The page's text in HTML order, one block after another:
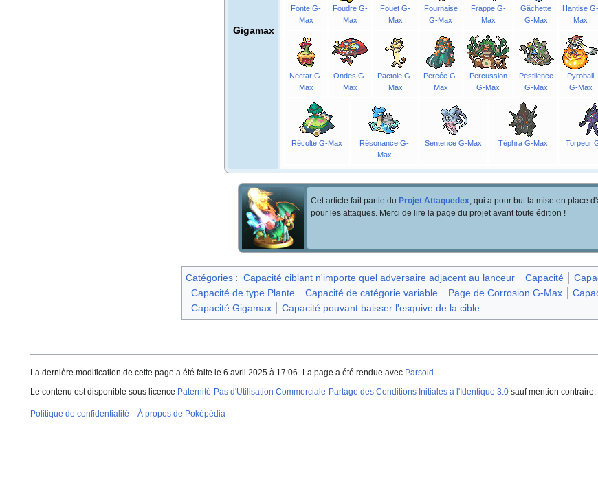
Gigamax
Fonte G-
Max
Foudre G-
Max
Fouet G-
Max
Fournaise
G-Max
Frappe G-
Max
Gâchette
G-Max
Hantise G-
Max
Nectar G-
Max
Ondes G-
Max
Pactole G-
Max
Percée G-
Max
Percussion
G-Max
Pestilence
G-Max
Pyroball
G-Max
Récolte G-Max
Résonance G-
Max
Sentence G-Max Téphra G-Max Torpeur
Cet article fait partie du Projet Attaquedex, qui a pour but la mise en place
pour les attaques. Merci de lire la page du projet avant toute édition !
Catégories : Capacité ciblant n'importe quel adversaire adjacent au lanceur Capacité
Capacité de type Plante
Capacité de catégorie variable Page de Corrosion G-Max
Capacité Gigamax
Capacité pouvant baisser l'esquive de la cible
La dernière modification de cette page a été faite le 6 avril 2025 à 17:06. La page a été rendue avec Parsoid .
Le contenu est disponible sous licence Paternité-Pas d'Utilisation Commerciale-Partage des Conditions Initiales à l'Identique 3.0 sauf mention contraire.
Politique de confidentialité À propos de Poképédia